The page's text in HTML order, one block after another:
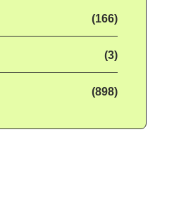
(166)
(3)
(898)